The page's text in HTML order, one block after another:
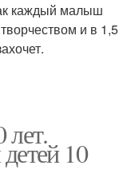
каждый малыш
и в 1,5
лет.
10